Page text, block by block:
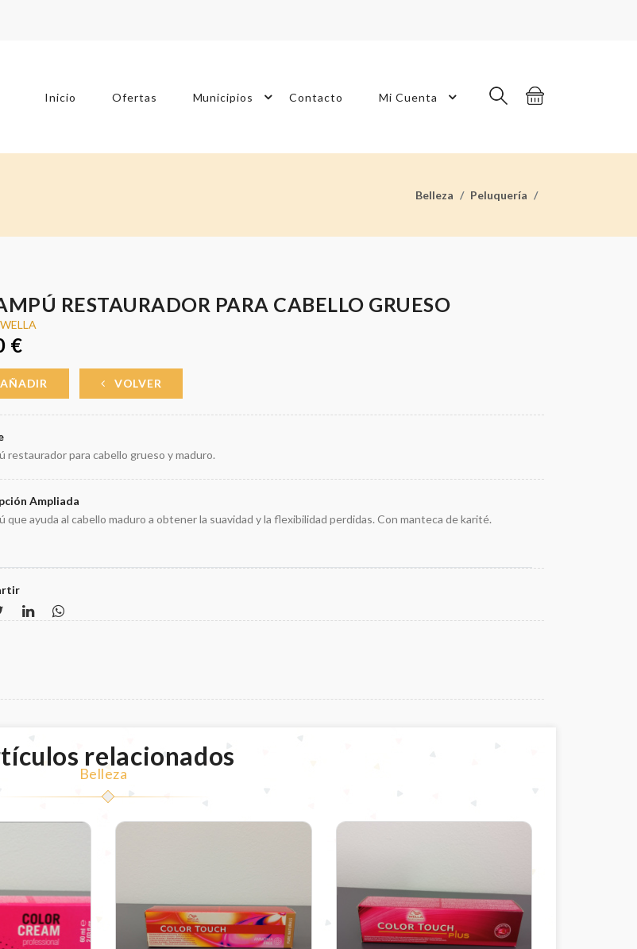
Inicio Ofertas Municipios Contacto Mi Cuenta
Belleza Peluquería
RESTAURADOR PARA CABELLO GRUESO
€
AÑADIR VOLVER
restaurador para cabello grueso y maduro.
Ampliada
que ayuda al cabello maduro a obtener la suavidad y la flexibilidad perdidas. Con manteca de karité.
relacionados
Belleza